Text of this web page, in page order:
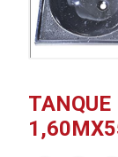
TANQUE